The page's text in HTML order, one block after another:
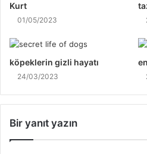
Kurt
01/05/2023
köpeklerin gizli hayatı
24/03/2023
Bir yanıt yazın